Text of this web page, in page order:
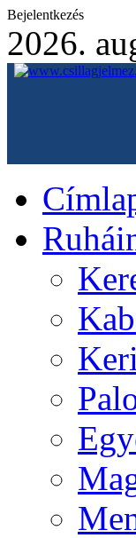
Bejelentkezés
2026.